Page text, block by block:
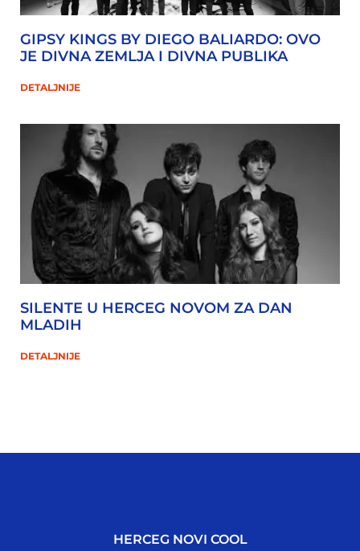
GIPSY KINGS BY DIEGO BALIARDO: OVO
JE DIVNA ZEMLJA I DIVNA PUBLIKA
DETALJNIJE
SILENTE U HERCEG NOVOM ZA DAN
MLADIH
DETALJNIJE
HERCEG NOVI COOL